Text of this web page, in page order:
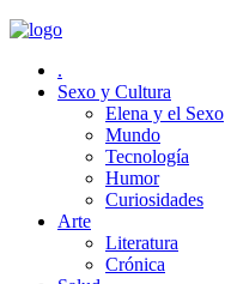
.
Sexo y Cultura
Elena y el Sexo
Mundo
Tecnología
Humor
Curiosidades
Arte
Literatura
Crónica